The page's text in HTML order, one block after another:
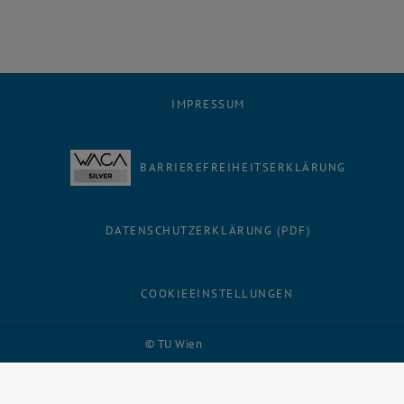
© TU Wien
IMPRESSUM
BARRIEREFREIHEITSERKLÄRUNG
DATENSCHUTZERKLÄRUNG (PDF)
COOKIEEINSTELLUNGEN